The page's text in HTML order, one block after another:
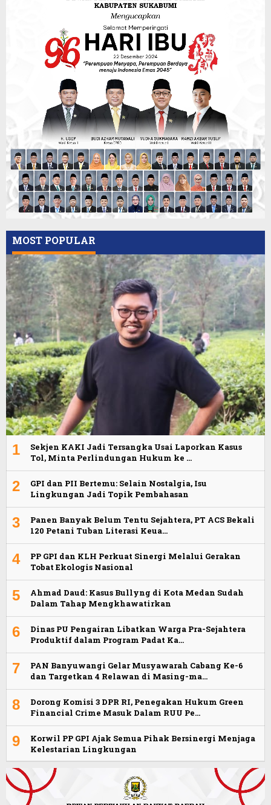
MOST POPULAR
1
Sekjen KAKI Jadi Tersangka Usai Laporkan Kasus
Tol, Minta Perlindungan Hukum ke …
2
GPI dan PII Bertemu: Selain Nostalgia, Isu
Lingkungan Jadi Topik Pembahasan
3
Panen Banyak Belum Tentu Sejahtera, PT ACS Bekali
120 Petani Tuban Literasi Keua…
4
PP GPI dan KLH Perkuat Sinergi Melalui Gerakan
Tobat Ekologis Nasional
5
Ahmad Daud: Kasus Bullyng di Kota Medan Sudah
Dalam Tahap Mengkhawatirkan
6
Dinas PU Pengairan Libatkan Warga Pra-Sejahtera
Produktif dalam Program Padat Ka…
7
PAN Banyuwangi Gelar Musyawarah Cabang Ke-6
dan Targetkan 4 Relawan di Masing-ma…
8
Dorong Komisi 3 DPR RI, Penegakan Hukum Green
Financial Crime Masuk Dalam RUU Pe…
9
Korwil PP GPI Ajak Semua Pihak Bersinergi Menjaga
Kelestarian Lingkungan